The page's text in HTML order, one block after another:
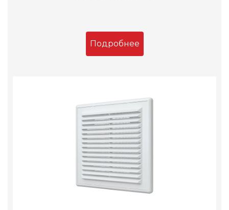
Подробнее